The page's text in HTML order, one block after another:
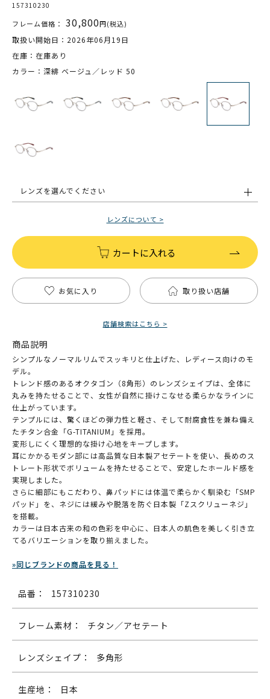
157310230
フレーム価格： 30,800円(税込)
取扱い開始日：2026年06月19日
在庫：在庫あり
カラー：深緋 ベージュ／レッド 50
レンズを選んでください
レンズについて >
カートに入れる
お気に入り 取り扱い店舗
店舗検索はこちら >
商品説明
シンプルなノーマルリムでスッキリと仕上げた、レディース向けのモ
デル。
トレンド感のあるオクタゴン（8角形）のレンズシェイプは、全体に
丸みを持たせることで、女性が自然に掛けこなせる柔らかなラインに
仕上がっています。
テンプルには、驚くほどの弾力性と軽さ、そして耐腐食性を兼ね備え
たチタン合金「G-TITANIUM」を採用。
変形しにくく理想的な掛け心地をキープします。
耳にかかるモダン部には高品質な日本製アセテートを使い、長めのス
トレート形状でボリュームを持たせることで、安定したホールド感を
実現しました。
さらに細部にもこだわり、鼻パッドには体温で柔らかく馴染む「SMP
パッド」を、ネジには緩みや脱落を防ぐ日本製「Zスクリューネジ」
を搭載。
カラーは日本古来の和の色彩を中心に、日本人の肌色を美しく引き立
てるバリエーションを取り揃えました。
»同じブランドの商品を見る！
品番： 157310230
フレーム素材： チタン／アセテート
レンズシェイプ： 多角形
生産地： 日本